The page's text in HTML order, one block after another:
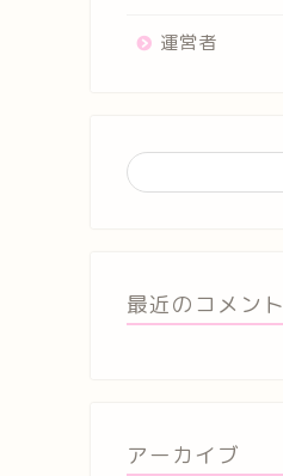
運営者
最近のコメント
アーカイブ